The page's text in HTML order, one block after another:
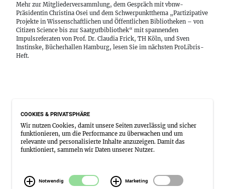
Mehr zur Mitgliederversammlung, dem Gespräch mit vbnw-
Präsidentin Christina Osei und dem Schwerpunktthema „Partizipative
Projekte in Wissenschaftlichen und Öffentlichen Bibliotheken – von
Citizen Science bis zur Saatgutbibliothek“ mit spannenden
Impulsreferaten von Prof. Dr. Claudia Frick, TH Köln, und Sven
Instinske, Bücherhallen Hamburg, lesen Sie im nächsten ProLibris-
Heft.
COOKIES & PRIVATSPHÄRE
Wir nutzen Cookies, damit unsere Seiten zuverlässig und sicher
funktionieren, um die Performance zu überwachen und um
relevante und personalisierte Inhalte anzuzeigen. Damit das
funktioniert, sammeln wir Daten unserer Nutzer.
Notwendig
Marketing